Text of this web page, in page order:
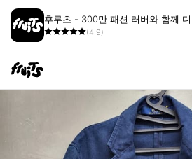
후루츠 - 300만 패션 러버와 함께
(4.9)